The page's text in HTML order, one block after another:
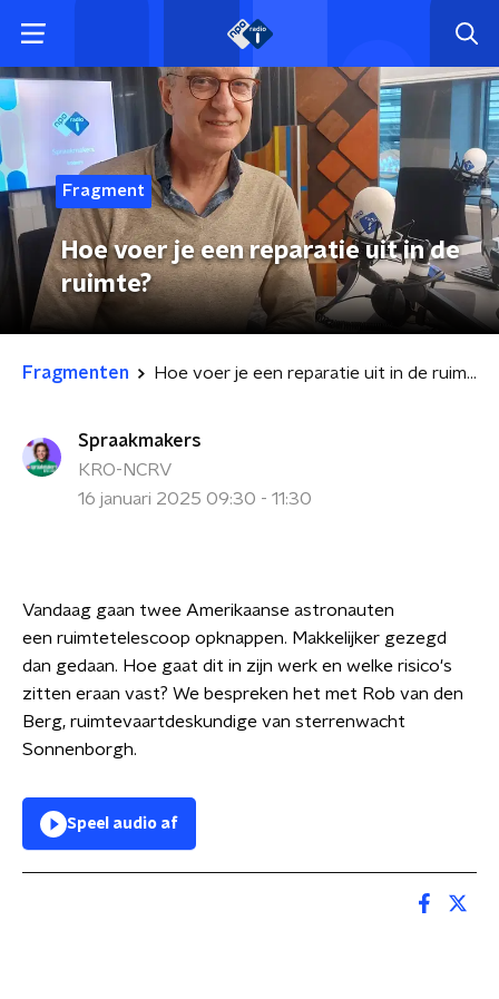
Fragment
Hoe voer je een reparatie uit in de
ruimte?
Fragmenten Hoe voer je een reparatie uit in de ruimte?
Spraakmakers
KRO-NCRV
16 januari 2025 09:30 - 11:30
Vandaag gaan twee Amerikaanse astronauten
een ruimtetelescoop opknappen. Makkelijker gezegd
dan gedaan. Hoe gaat dit in zijn werk en welke risico's
zitten eraan vast? We bespreken het met Rob van den
Berg, ruimtevaartdeskundige van sterrenwacht
Sonnenborgh.
Speel audio af